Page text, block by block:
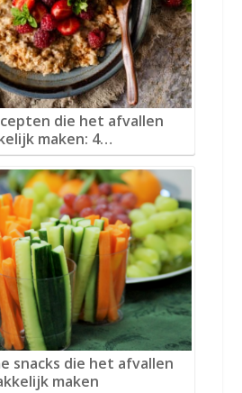
die het afvallen
maken: 4…
snacks die het afvallen
maken